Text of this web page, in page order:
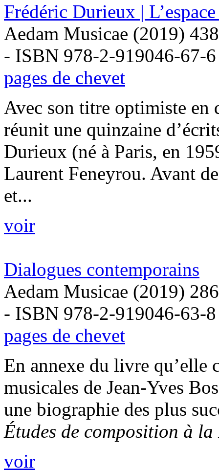
Frédéric Durieux |
Aedam Musicae (2019)
- ISBN 978-2-919046-67-6
pages de chevet
Avec son titre optimiste en
réunit une quinzaine
Durieux (né à Paris, en
Laurent Feneyrou. Avant
et...
voir
Dialogues contemporains
Aedam Musicae (2019)
- ISBN 978-2-919046-63-8
pages de chevet
En annexe du livre qu’elle
musicales de Jean-Yves
une biographie des plus
Études de composition à
voir